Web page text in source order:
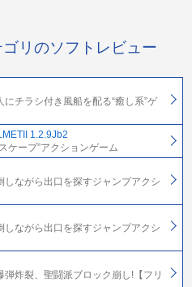
ゴリのソフトレビュー
チラシ付き風船を配る“癒し系”ゲ
1.2.9Jb2
ケープ”アクションゲーム
ながら出口を探すジャンプアクシ
ながら出口を探すジャンプアクシ
炸裂、聖闘派ブロック崩し!【フリ